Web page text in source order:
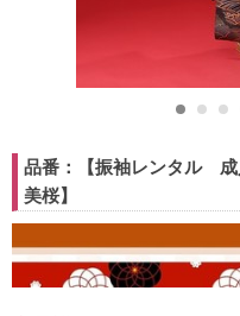
品番：【振袖レンタル
美桜】